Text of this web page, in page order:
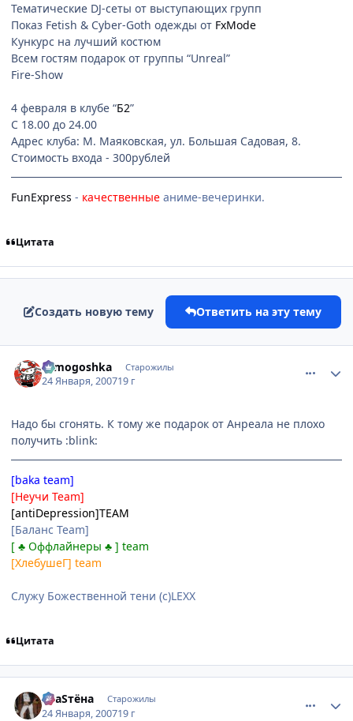
Тематические DJ-сеты от выступающих групп
Показ Fetish & Cyber-Goth одежды от FxMode
Кункурс на лучший костюм
Всем гостям подарок от группы “Unreal”
Fire-Show
4 февраля в клубе “Б2”
С 18.00 до 24.00
Адрес клуба: М. Маяковская, ул. Большая Садовая, 8.
Стоимость входа - 300рублей
FunExpress - качественные аниме-вечеринки.
Цитата
Создать новую тему Ответить на эту тему
tomogoshka Старожилы
24 Января, 200719 г
Надо бы сгонять. К тому же подарок от Анреала не плохо
получить :blink:
[baka team]
[Неучи Team]
[antiDepression]TEAM
[Баланс Team]
[ ♣ Оффлайнеры ♣ ] team
[ХлебушеГ] team
Служу Божественной тени (с)LEXX
Цитата
SлаSтёна Старожилы
24 Января, 200719 г